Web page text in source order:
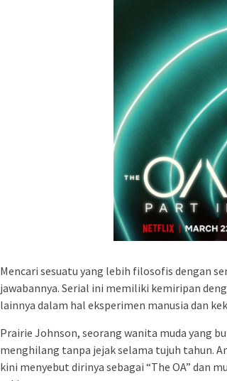
Mencari sesuatu yang lebih filosofis dengan
jawabannya. Serial ini memiliki kemiripan
lainnya dalam hal eksperimen manusia dan
Prairie Johnson, seorang wanita muda yang
menghilang tanpa jejak selama tujuh tahun.
kini menyebut dirinya sebagai “The OA” dan